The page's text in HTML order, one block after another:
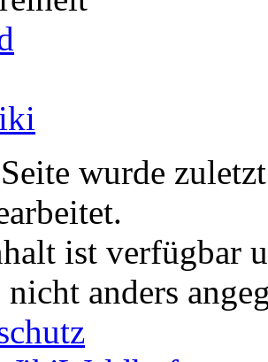
wurde
ist verfügbar
anders